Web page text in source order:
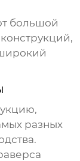
большой
разных